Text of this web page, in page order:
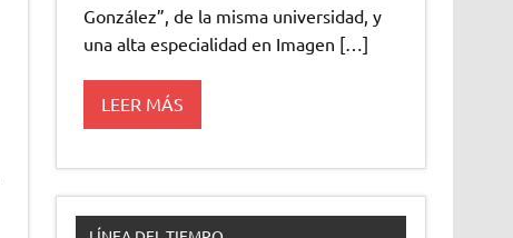
González”, de la misma universidad, y
una alta especialidad en Imagen […]
LEER MÁS